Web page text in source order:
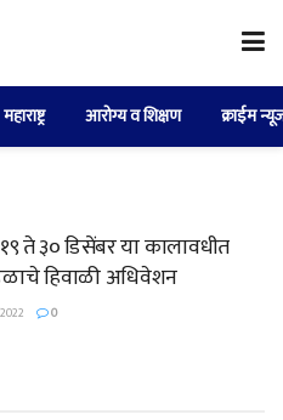
महाराष्ट्र आरोग्य व शिक्षण क्राईम
ते ३० डिसेंबर या कालावधीत
हिवाळी अधिवेशन
0